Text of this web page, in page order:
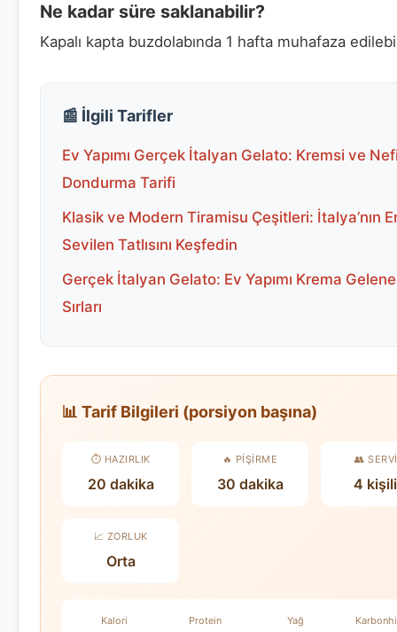
Ne kadar süre saklanabilir?
Kapalı kapta buzdolabında 1 hafta muhafaza
📰 İlgili Tarifler
Ev Yapımı Gerçek İtalyan Gelato: Kremsi ve
Dondurma Tarifi
Klasik ve Modern Tiramisu Çeşitleri: İtalya’nın
Sevilen Tatlısını Keşfedin
Gerçek İtalyan Gelato: Ev Yapımı Krema
Sırları
📊 Tarif Bilgileri (porsiyon başına)
⏱️ HAZIRLIK
20 dakika
🔥 PIŞIRME
30 dakika
👥
4
📈 ZORLUK
Orta
Kalori Protein Yağ